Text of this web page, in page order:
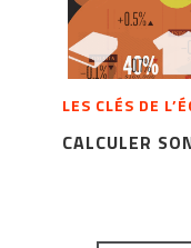
LES CLÉS DE
CALCULER